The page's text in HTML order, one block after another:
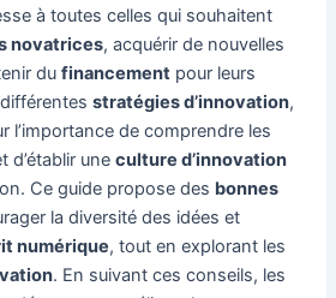
à toutes celles qui souhaitent
novatrices, acquérir de nouvelles
dufinancement pour leurs
différentesstratégies d’innovation,
l’importance de comprendre les
d’établir uneculture d’innovation
Ce guide propose des bonnes
la diversité des idées et
numérique, tout en explorant les
. En suivant ces conseils, les